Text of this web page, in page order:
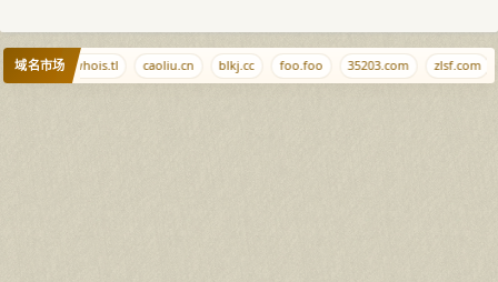
域名市场
0l6.com whois.tl caoliu.cn blkj.cc foo.foo 35203.com zlsf.com